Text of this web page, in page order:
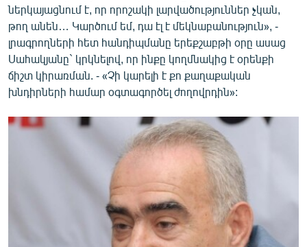
«Ազատության» բոլոր կայքերը
ներկայացնում է, որ որոշակի լարվածություններ չկան,
թող անեն… Կարծում եմ, դա էլ է մեկնաբանություն», -
լրագրողների հետ հանդիպմանը երեքշաբթի օրը ասաց
Սահակյանը` կրկնելով, որ ինքը կողմնակից է օրենքի
ճիշտ կիրառման. - «Չի կարելի է քո քաղաքական
խնդիրների համար օգտագործել ժողովրդին»: